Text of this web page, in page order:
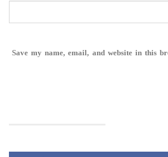
Save my name, email, and website in this